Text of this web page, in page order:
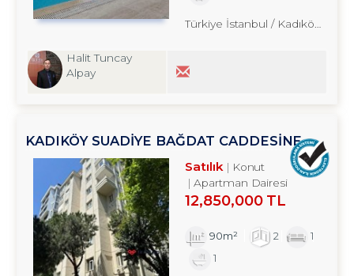
Halit Tuncay
Alpay
KADIKÖY SUADİYE BAĞDAT CADDESİNE
YAKIN 2+1 SATILIK DAİRE TROYKADAN
Satılık
Konut
Apartman Dairesi
12,850,000 TL
90m² 2
1
1